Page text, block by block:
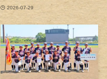
2026-07-29